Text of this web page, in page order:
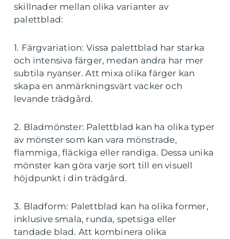
skillnader mellan olika varianter av
palettblad:
1. Färgvariation: Vissa palettblad har starka
och intensiva färger, medan andra har mer
subtila nyanser. Att mixa olika färger kan
skapa en anmärkningsvärt vacker och
levande trädgård.
2. Bladmönster: Palettblad kan ha olika typer
av mönster som kan vara mönstrade,
flammiga, fläckiga eller randiga. Dessa unika
mönster kan göra varje sort till en visuell
höjdpunkt i din trädgård.
3. Bladform: Palettblad kan ha olika former,
inklusive smala, runda, spetsiga eller
tandade blad. Att kombinera olika